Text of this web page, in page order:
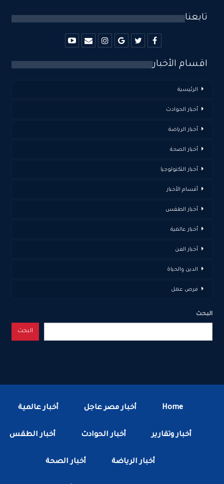
تابعنا
اقسام الأخبار
الرئيسية
أخبار الحوادث
أخبار الرياضة
أخبار الصحة
أخبار التكنولوجيا
أقسام الأخبار
أخبار الطقس
أخبار عالمية
أخبار الفن
الدين والحياة
فرص عمل
البحث
البحث
Home أخبار مصر عاجل أخبار عالمية
أخبار وتقارير أخبار الحوادث أخبار الطقس
أخبار الرياضة أخبار الصحة